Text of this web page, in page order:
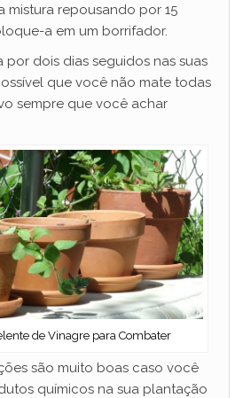
mistura repousando por 15
a em um borrifador.
por dois dias seguidos nas suas
que você não mate todas
sempre que você achar
de Vinagre para Combater
são muito boas caso você
químicos na sua plantação